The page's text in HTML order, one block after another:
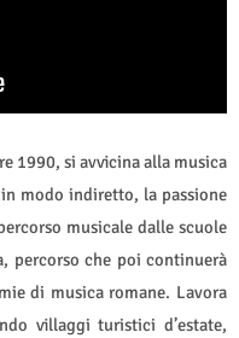
1990, si avvicina alla musica
modo indiretto, la passione
musicale dalle scuole
percorso che poi continuerà
di musica romane. Lavora
villaggi turistici d’estate,